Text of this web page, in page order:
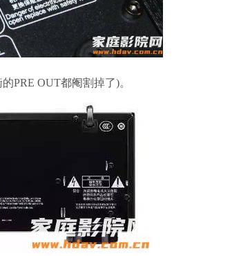
PRE OUT都阉割掉了)。